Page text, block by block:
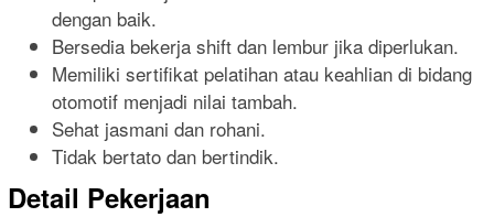
dengan baik.
Bersedia bekerja shift dan lembur jika diperlukan.
Memiliki sertifikat pelatihan atau keahlian di bidang
otomotif menjadi nilai tambah.
Sehat jasmani dan rohani.
Tidak bertato dan bertindik.
Detail Pekerjaan